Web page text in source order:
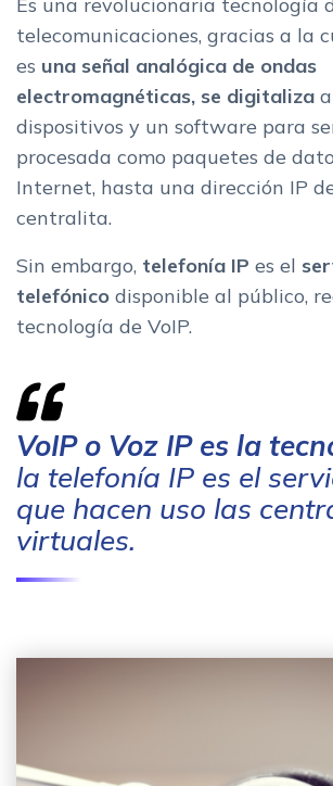
telecomunicaciones, gracias a la
es una señal analógica de ondas
electromagnéticas, se digitaliza
dispositivos y un software para
procesada como paquetes de
Internet, hasta una dirección IP
centralita.
Sin embargo, telefonía IP es el
telefónico disponible al público,
tecnología de VoIP.
VoIP o Voz IP es la
la telefonía IP es el
que hacen uso las
virtuales.